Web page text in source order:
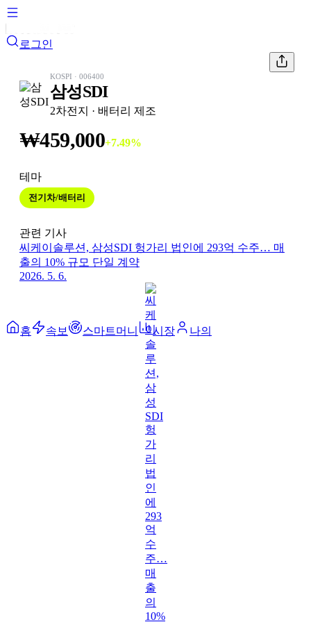
로그인
KOSPI · 006400
삼성SDI
2차전지 · 배터리 제조
₩459,000+7.49%
테마
전기차/배터리
관련 기사
씨케이솔루션, 삼성SDI 헝가리 법인에 293억 수주… 매
출의 10% 규모 단일 계약
2026. 5. 6.
홈 속보 스마트머니 시장 나의